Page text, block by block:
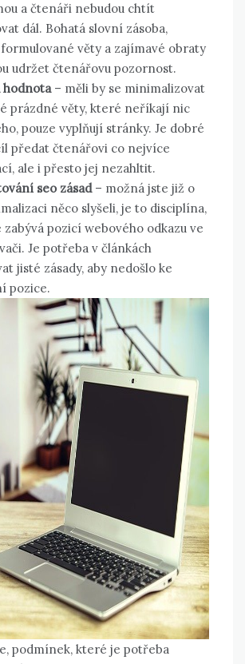
a čtenáři nebudou chtít
dál. Bohatá slovní zásoba,
věty a zajímavé obraty
udržet čtenářovu pozornost.
hodnota– měli by se minimalizovat
prázdné věty, které neříkají nic
pouze vyplňují stránky. Je dobré
předat čtenářovi co nejvíce
ale i přesto jej nezahltit.
seo zásad– možná jste již o
něco slyšeli, je to disciplína,
zabývá pozicí webového odkazu ve
Je potřeba v článkách
jisté zásady, aby nedošlo ke
pozice.
podmínek, které je potřeba